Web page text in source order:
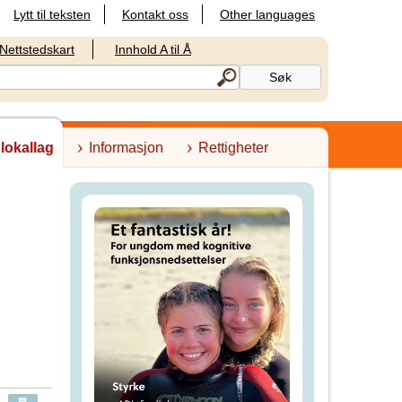
Lytt til teksten Kontakt oss Other languages
Nettstedskart Innhold A til Å
Informasjon Rettigheter